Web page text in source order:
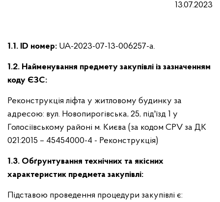
13.07.2023
1.1. ID номер: UA-2023-07-13-006257-a.
1.2. Найменування предмету закупівлі із зазначенням
коду ЄЗС:
Реконструкція ліфта у житловому будинку за
адресою: вул. Новопирогівська, 25, під'їзд 1 у
Голосіївському районі м. Києва (за кодом CPV за ДК
021:2015 – 45454000-4 - Реконструкція)
1.3. Обґрунтування технічних та якісних
характеристик предмета закупівлі:
Підставою проведення процедури закупівлі є: